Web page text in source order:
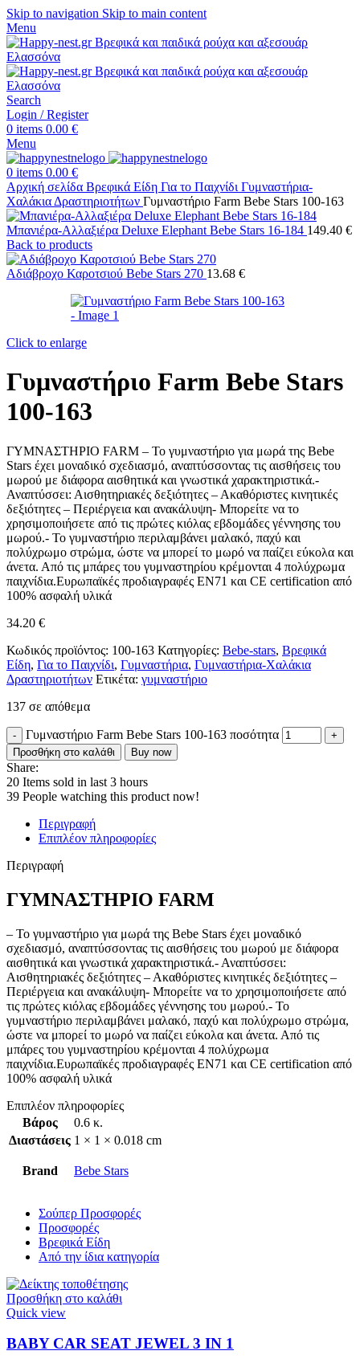
Skip to navigation Skip to main content
Menu
Search
Login / Register
0 items 0.00 €
Menu
0 items 0.00 €
Αρχική σελίδα Βρεφικά Είδη Για το Παιχνίδι Γυμναστήρια-
Χαλάκια Δραστηριοτήτων Γυμναστήριο Farm Bebe Stars 100-163
Μπανιέρα-Αλλαξιέρα Deluxe Elephant Bebe Stars 16-184 149.40 €
Back to products
Αδιάβροχο Καροτσιού Bebe Stars 270 13.68 €
Click to enlarge
Γυμναστήριο Farm Bebe Stars
100-163
ΓΥΜΝΑΣΤΗΡΙΟ FARM – Το γυμναστήριο για μωρά της Bebe
Stars έχει μοναδικό σχεδιασμό, αναπτύσσοντας τις αισθήσεις του
μωρού με διάφορα αισθητικά και γνωστικά χαρακτηριστικά.-
Αναπτύσσει: Αισθητηριακές δεξιότητες – Ακαθόριστες κινητικές
δεξιότητες – Περιέργεια και ανακάλυψη- Μπορείτε να το
χρησιμοποιήσετε από τις πρώτες κιόλας εβδομάδες γέννησης του
μωρού.- Το γυμναστήριο περιλαμβάνει μαλακό, παχύ και
πολύχρωμο στρώμα, ώστε να μπορεί το μωρό να παίζει εύκολα και
άνετα. Από τις μπάρες του γυμναστηρίου κρέμονται 4 πολύχρωμα
παιχνίδια.Ευρωπαϊκές προδιαγραφές ΕΝ71 και CΕ certification από
100% ασφαλή υλικά
34.20 €
Κωδικός προϊόντος: 100-163 Κατηγορίες: Bebe-stars, Βρεφικά
Είδη, Για το Παιχνίδι, Γυμναστήρια, Γυμναστήρια-Χαλάκια
Δραστηριοτήτων Ετικέτα: γυμναστήριο
137 σε απόθεμα
Γυμναστήριο Farm Bebe Stars 100-163 ποσότητα
Προσθήκη στο καλάθι Buy now
Share:
20 Items sold in last 3 hours
39 People watching this product now!
Περιγραφή
Επιπλέον πληροφορίες
Περιγραφή
ΓΥΜΝΑΣΤΗΡΙΟ FARM
– Το γυμναστήριο για μωρά της Bebe Stars έχει μοναδικό
σχεδιασμό, αναπτύσσοντας τις αισθήσεις του μωρού με διάφορα
αισθητικά και γνωστικά χαρακτηριστικά.- Αναπτύσσει:
Αισθητηριακές δεξιότητες – Ακαθόριστες κινητικές δεξιότητες –
Περιέργεια και ανακάλυψη- Μπορείτε να το χρησιμοποιήσετε από
τις πρώτες κιόλας εβδομάδες γέννησης του μωρού.- Το
γυμναστήριο περιλαμβάνει μαλακό, παχύ και πολύχρωμο στρώμα,
ώστε να μπορεί το μωρό να παίζει εύκολα και άνετα. Από τις
μπάρες του γυμναστηρίου κρέμονται 4 πολύχρωμα
παιχνίδια.Ευρωπαϊκές προδιαγραφές ΕΝ71 και CΕ certification από
100% ασφαλή υλικά
Επιπλέον πληροφορίες
Βάρος
0.6 κ.
Διαστάσεις 1 × 1 × 0.018 cm
Brand Bebe Stars
Σούπερ Προσφορές
Προσφορές
Βρεφικά Είδη
Από την ίδια κατηγορία
Προσθήκη στο καλάθι
Quick view
BABY CAR SEAT JEWEL 3 ΙΝ 1